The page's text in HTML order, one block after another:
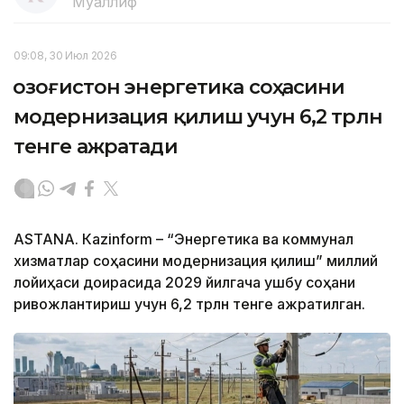
09:08, 30 Июл 2026
Қозоғистон энергетика соҳасини
модернизация қилиш учун 6,2 трлн
тенге ажратади
ASTANА. Кazinform – “Энергетика ва коммунал
хизматлар соҳасини модернизация қилиш” миллий
лойиҳаси доирасида 2029 йилгача ушбу соҳани
ривожлантириш учун 6,2 трлн тенге ажратилган.